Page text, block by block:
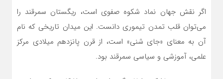
اگر نقش جهان نماد شکوه صفوی است، ریگستان سمرقند را
می‌توان قلب تمدن تیموری دانست. این میدان تاریخی که نام
آن به معنای «جای شنی» است، از قرن پانزدهم میلادی مرکز
علمی، آموزشی و سیاسی سمرقند بود.